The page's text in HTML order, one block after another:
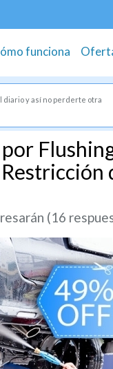
funciona
diario y así no perderte otra
(16